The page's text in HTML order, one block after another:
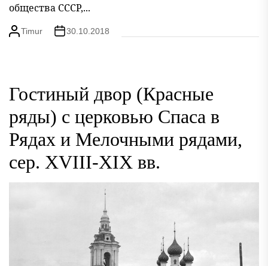
общества СССР,...
Timur 30.10.2018
Гостиный двор (Красные
ряды) с церковью Спаса в
Рядах и Мелочными рядами,
сер. XVIII-XIX вв.